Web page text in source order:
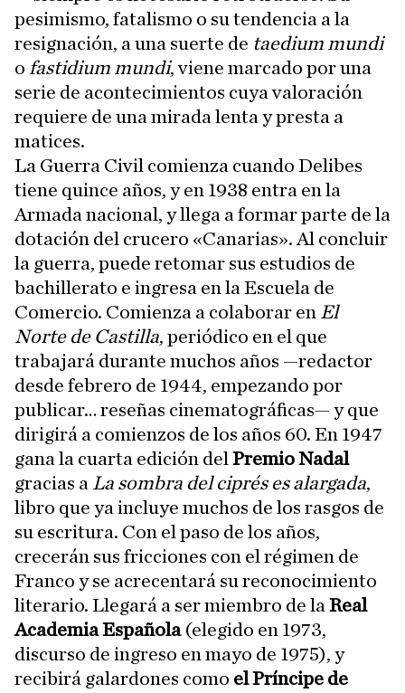
pesimismo, fatalismo o su tendencia a la
resignación, a una suerte de taedium mundi
o fastidium mundi, viene marcado por una
serie de acontecimientos cuya valoración
requiere de una mirada lenta y presta a
matices.
La Guerra Civil comienza cuando Delibes
tiene quince años, y en 1938 entra en la
Armada nacional, y llega a formar parte de la
dotación del crucero «Canarias». Al concluir
la guerra, puede retomar sus estudios de
bachillerato e ingresa en la Escuela de
Comercio. Comienza a colaborar en El
Norte de Castilla, periódico en el que
trabajará durante muchos años —redactor
desde febrero de 1944, empezando por
publicar… reseñas cinematográficas— y que
dirigirá a comienzos de los años 60. En 1947
gana la cuarta edición del Premio Nadal
gracias a La sombra del ciprés es alargada,
libro que ya incluye muchos de los rasgos de
su escritura. Con el paso de los años,
crecerán sus fricciones con el régimen de
Franco y se acrecentará su reconocimiento
literario. Llegará a ser miembro de la Real
Academia Española (elegido en 1973,
discurso de ingreso en mayo de 1975), y
recibirá galardones como el Príncipe de